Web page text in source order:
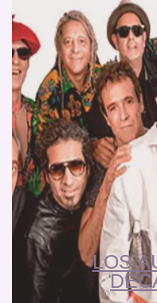
LOS